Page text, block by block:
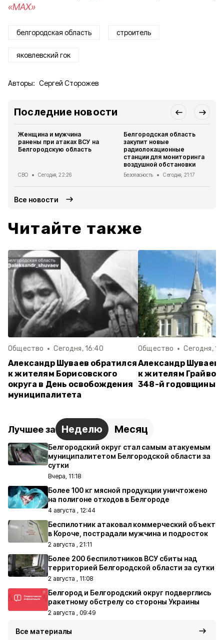
«MAX»
белгородская область строитель
яковлевский гок
Авторы: Сергей Сторожев
Последние новости
Женщина и мужчина
ранены при атаках ВСУ на
Белгородскую область
СВО Сегодня, 22:26
Белгородская область
закупит новые
радиолокационные
станции для мониторинга
воздушной обстановки
Безопасность Сегодня, 21:17
Все новости
Читайте также
Общество Сегодня, 16:40
Александр Шуваев обратился
к жителям Борисовского
округа в День освобождения
муниципалитета
Общество Сегодня,
Александр Шуваев
к жителям
348-й годовщины
Лучшее за Неделю Месяц
Белгородский округ стал самым атакуемым
муниципалитетом Белгородской области за
сутки
Вчера, 11:18
Более 100 кг мясной продукции уничтожено
на полигоне отходов в Белгороде
4 августа , 12:44
Беспилотник атаковал коммерческий объект
в Короче, пострадали мужчина и подросток
2 августа , 21:11
Более 200 беспилотников ВСУ сбиты над
территорией Белгородской области за сутки
2 августа , 11:08
Белгород и Белгородский округ подверглись
ракетному обстрелу со стороны Украины
2 августа , 09:49
Все материалы